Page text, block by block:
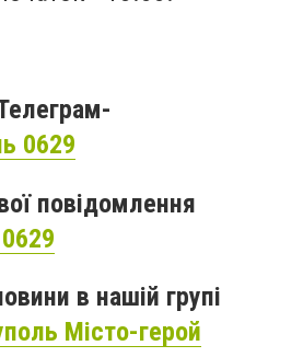
0629
повідомлення
в нашій групі
Місто-герой